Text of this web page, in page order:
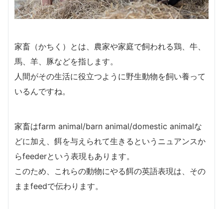
家畜（かちく）とは、農家や家庭で飼われる鶏、牛、
馬、羊、豚などを指します。
人間がその生活に役立つように野生動物を飼い養って
いるんですね。
家畜はfarm animal/barn animal/domestic animalな
どに加え、餌を与えられて生きるというニュアンスか
らfeederという表現もあります。
このため、これらの動物にやる餌の英語表現は、その
ままfeedで伝わります。